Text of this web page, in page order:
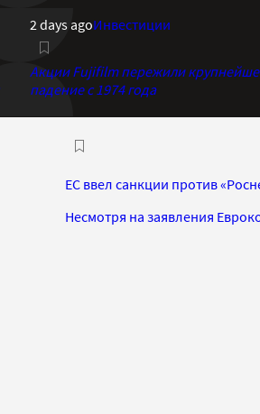
2 days agoИнвестиции
Акции Fujifilm пережили
падение с 1974 года
ЕС ввел санкции против
Несмотря на заявления